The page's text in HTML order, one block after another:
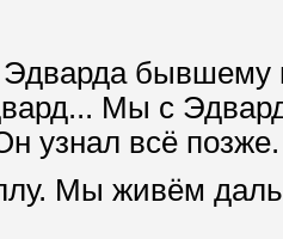
бывшему
Мы с
узнал всё позже.
Мы живём